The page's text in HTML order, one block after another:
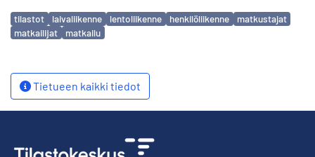
Avainsanat
tilastot laivaliikenne lentoliikenne henkilöliikenne
matkustajat
matkailijat
matkailu
Tietueen kaikki tiedot